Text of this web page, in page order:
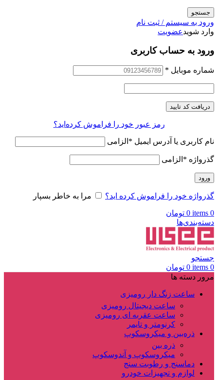
جستجو
ورود به سیستم / ثبت نام
وارد شویدعضویت
ورود به حساب کاربری
شماره موبایل *
دریافت کد تایید
رمز عبور خود را فراموش کرده‌اید؟
نام کاربری یا آدرس ایمیل * الزامی
گذرواژه * الزامی
ورود
گذرواژه خود را فراموش کرده اید؟ مرا به خاطر بسپار
0
items
0 تومان
دسته‌بندی‌ها
جستجو
0
items
0 تومان
مرور دسته ها
ساعت زنگ دار رومیزی
ساعت دیجیتال رومیزی
ساعت عقربه ای رومیزی
کرنومتر و تایمر
ذره‌بین و میکروسکوپ
ذره بین
میکروسکوپ و آندوسکوپ
دماسنج و رطوبت سنج
لوازم و تجهیزات خودرو